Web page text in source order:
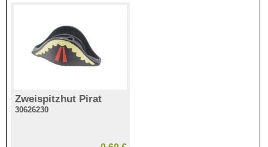
Zweispitzhut Pirat
30626230